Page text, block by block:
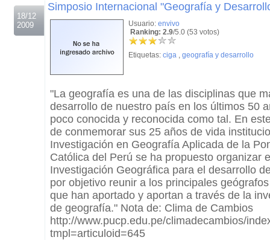
18/12
2009
Simposio Internacional "Geografía y
Usuario: envivo
Ranking: 2.9/5.0 (53 votos)
Etiquetas: ciga , geografía y desarrollo
"La geografía es una de las disciplinas que
desarrollo de nuestro país en los últimos 50
poco conocida y reconocida como tal. En
de conmemorar sus 25 años de vida
Investigación en Geografía Aplicada de la
Católica del Perú se ha propuesto organizar
Investigación Geográfica para el desarrollo
por objetivo reunir a los principales
que han aportado y aportan a través de la
de geografía." Nota de: Clima de Cambios
http://www.pucp.edu.pe/climadecambios/
tmpl=articuloid=645